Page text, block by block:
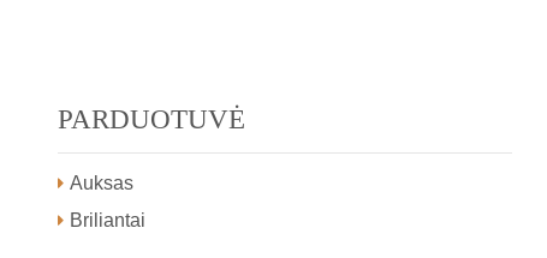
PARDUOTUVĖ
Auksas
Briliantai